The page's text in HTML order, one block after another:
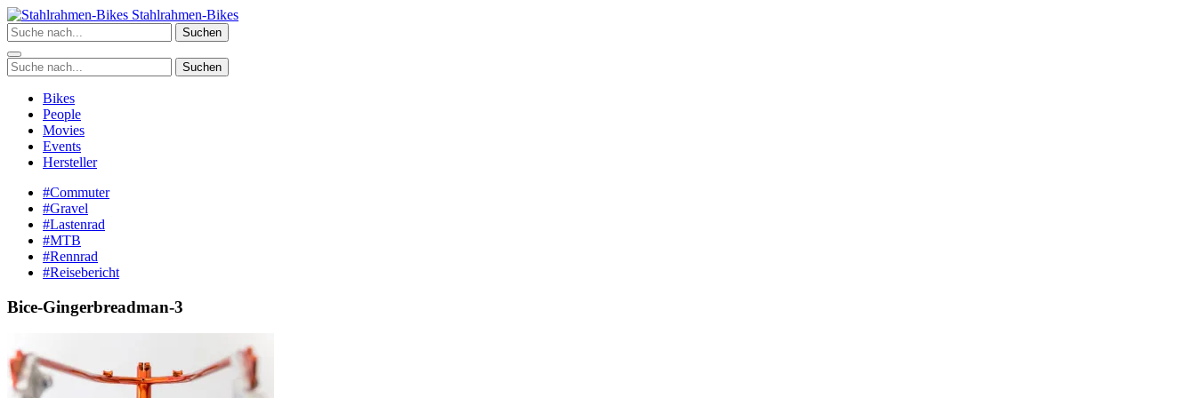
Zum
Inhalt
springen
Stahlrahmen-Bikes
Suchen
Suchen
Bikes
People
Movies
Events
Hersteller
#Commuter
#Gravel
#Lastenrad
#MTB
#Rennrad
#Reisebericht
Bice-Gingerbreadman-3